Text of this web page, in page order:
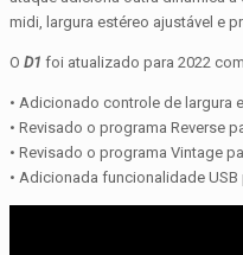
midi, largura estéreo ajustável e
O D1 foi atualizado para 2022
• Adicionado controle de largura
• Revisado o programa Reverse
• Revisado o programa Vintage
• Adicionada funcionalidade